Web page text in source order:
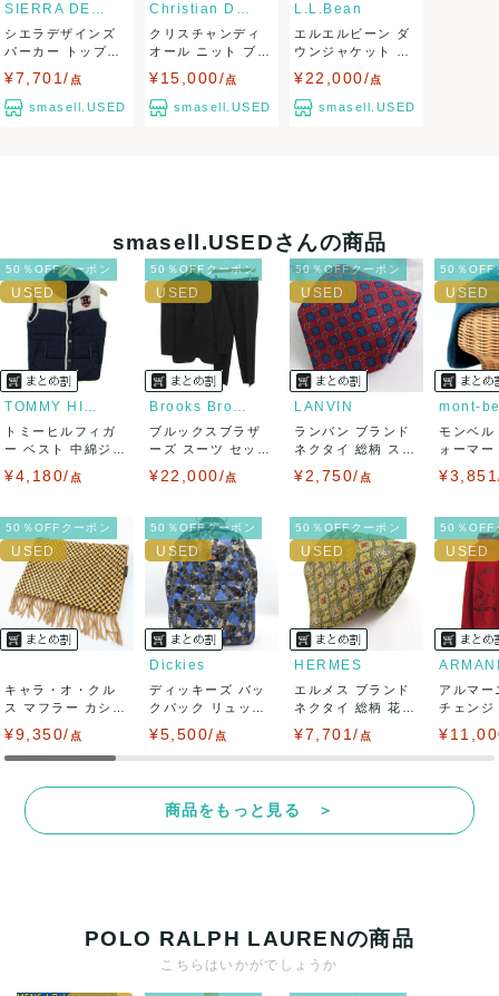
品を求められる方は御購入をお控えください。
また商品には細心の注意をはらっておりますが、何かござい
また並行輸入品もございますので、真贋方法などお答えでき
ない場合もございます。
万が一、購入後に偽造品等が発覚しましたら、返品・返金に
て対応致しますので、ご連絡お願い致します。
決済方法
クレジットカード、メルペイ、銀行振込、PayPay、コンビ
出荷
送料：¥1,650 (見込み)
送料表を確認する
出荷目安：5営業日以内
出荷予定日：なるべく最短で発送致します。
兵庫県から出荷
SIERRA DESIGNS
シエラデザインズ
パーカー トップス
¥7,701/ 点
smasell.USED
Christian Dior
クリスチャンディ
オール ニット ブラ
¥15,000/点
smasell.USED
L.L.Bean
エルエルビーン ダ
ウンジャケット ジ
¥22,000/点
smasell.USED
smasell.USEDさんの商品
50％OFFクーポン
TOMMY HILFIGER
トミーヒルフィガ
ー ベスト 中綿ジャ
ケット アウタ...
¥4,180/ 点
50％OFFクーポン
Brooks Brothers
ブルックスブラザ
ーズ スーツ セット
アップ 上下セ...
¥22,000/点
50％OFFクーポン
LANVIN
ランバン ブランド
ネクタイ 総柄 スク
エア柄 チ...
¥2,750/ 点
50％OFF
mont-
モンベル
ォーマ
キャッ
50％OFFクーポン
キャラ・オ・クル
ス マフラー カシミ
ヤ100% レ...
¥9,350/ 点
50％OFFクーポン
Dickies
ディッキーズ バッ
クパック リュック
デイパック ...
¥5,500/ 点
50％OFFクーポン
HERMES
エルメス ブランド
ネクタイ 総柄 花柄
シルク ...
¥7,701/ 点
50％OFF
アルマー
チェンジ
トップ
商品をもっと見る ＞
POLO RALPH LAURENの商品
こちらはいかがでしょうか